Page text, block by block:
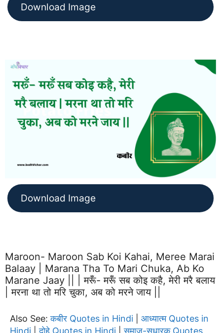
Download Image
Download Image
Maroon- Maroon Sab Koi Kahai, Meree Marai
Balaay | Marana Tha To Mari Chuka, Ab Ko
Marane Jaay || | मरूँ- मरूँ सब कोइ कहै, मेरी मरै बलाय
| मरना था तो मरि चुका, अब को मरने जाय ||
Also See:कबीर Quotes in Hindi
आध्यात्म Quotes in
Hindi
दोहे Quotes in Hindi
समाज-सुधारक Quotes